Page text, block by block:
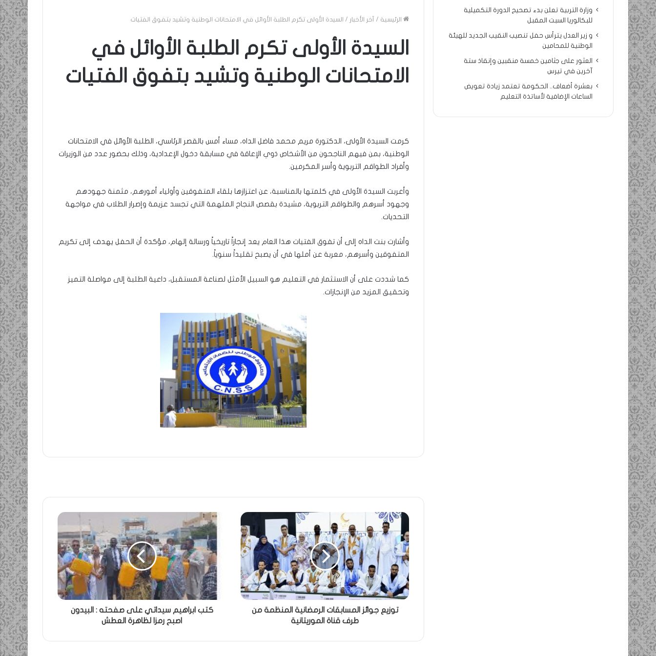
الرئيسية / آخر الأخبار / السيدة الأولى تكرم الطلبة الأوائل في الامتحانات الوطنية وتشيد بتفوق الفتيات
السيدة الأولى تكرم الطلبة الأوائل في
الامتحانات الوطنية وتشيد بتفوق الفتيات
كرمت السيدة الأولى، الدكتورة مريم محمد فاضل الداه، مساء أمس بالقصر الرئاسي، الطلبة الأوائل في الامتحانات
الوطنية، بمن فيهم الناجحون من الأشخاص ذوي الإعاقة في مسابقة دخول الإعدادية، وذلك بحضور عدد من الوزيرات
وأفراد الطواقم التربوية وأسر المكرمين.
وأعربت السيدة الأولى في كلمتها بالمناسبة، عن اعتزازها بلقاء المتفوقين وأولياء أمورهم، مثمنة جهودهم
وجهود أسرهم والطواقم التربوية، مشيدة بقصص النجاح الملهمة التي تجسد عزيمة وإصرار الطلاب في مواجهة
التحديات.
وأشارت بنت الداه إلى أن تفوق الفتيات هذا العام يعد إنجازاً تاريخياً ورسالة إلهام، مؤكدة أن الحفل يهدف إلى تكريم
المتفوقين وأسرهم، معربة عن أملها في أن يصبح تقليداً سنوياً.
كما شددت على أن الاستثمار في التعليم هو السبيل الأمثل لصناعة المستقبل، داعية الطلبة إلى مواصلة التميز
وتحقيق المزيد من الإنجازات.
توزيع جوائز المسابقات الرمضانية المنظمة من
طرف قناة الموريتانية
كتب ابراهيم سيداتي على صفحته : البيدون
اصبح رمزا لظاهرة العطش
وزارة التربية تعلن بدء تصحيح الدورة التكميلية
للبكالوريا السبت المقبل
و زير العدل يترأس حفل تنصيب النقيب الجديد للهيئة
الوطنية للمحامين
العثور على جثامين خمسة منقبين وإنقاذ ستة
آخرين في تيرس
بعشرة أضعاف.. الحكومة تعتمد زيادة تعويض
الساعات الإضافية لأساتذة التعليم